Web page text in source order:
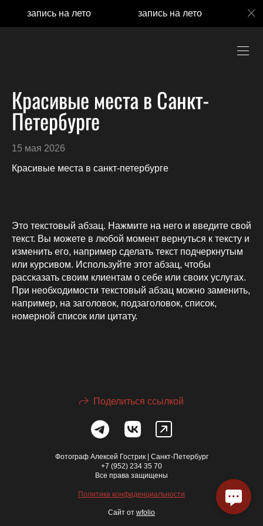
запись на лето запись на лето
Красивые места в Санкт-
Петербурге
15 мая 2026
Красивые места в санкт-петербурге
Это текстовый абзац. Нажмите на него и введите свой
текст. Вы можете в любой момент вернуться к тексту и
изменить его, например сделать текст подчеркнутым
или курсивом. Используйте этот абзац, чтобы
рассказать своим клиентам о себе или своих услугах.
При необходимости текстовый абзац можно заменить,
например, на заголовок, подзаголовок, список,
номерной список или цитату.
Поделиться ссылкой
Фотограф Алексей Гострик | Санкт-Петербург
+7 (952) 234 35 70
Все права защищены
Политика конфиденциальности
Сайт от wfolio